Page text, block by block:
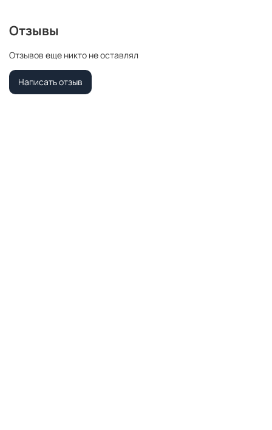
Отзывы
Отзывов еще никто не оставлял
Написать отзыв